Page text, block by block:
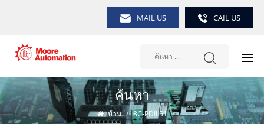
MAIL US CAIL US
ค้นหา
บ้าน / 8C-PDIL51